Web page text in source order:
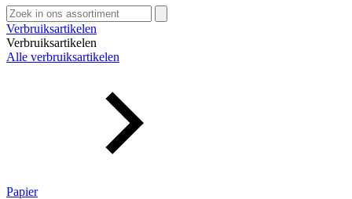
Zoeken
naar:
Verbruiksartikelen
Verbruiksartikelen
Alle verbruiksartikelen
Papier